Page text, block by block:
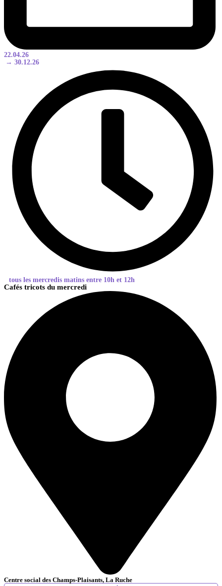
22.04.26
→ 30.12.26
tous les mercredis matins entre 10h et 12h
Cafés tricots du mercredi
Centre social des Champs-Plaisants, La Ruche